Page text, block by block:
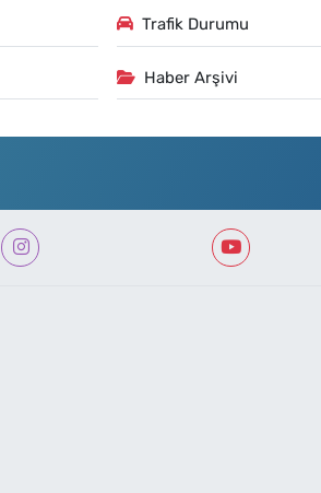
Trafik Durumu
Haber Arşivi